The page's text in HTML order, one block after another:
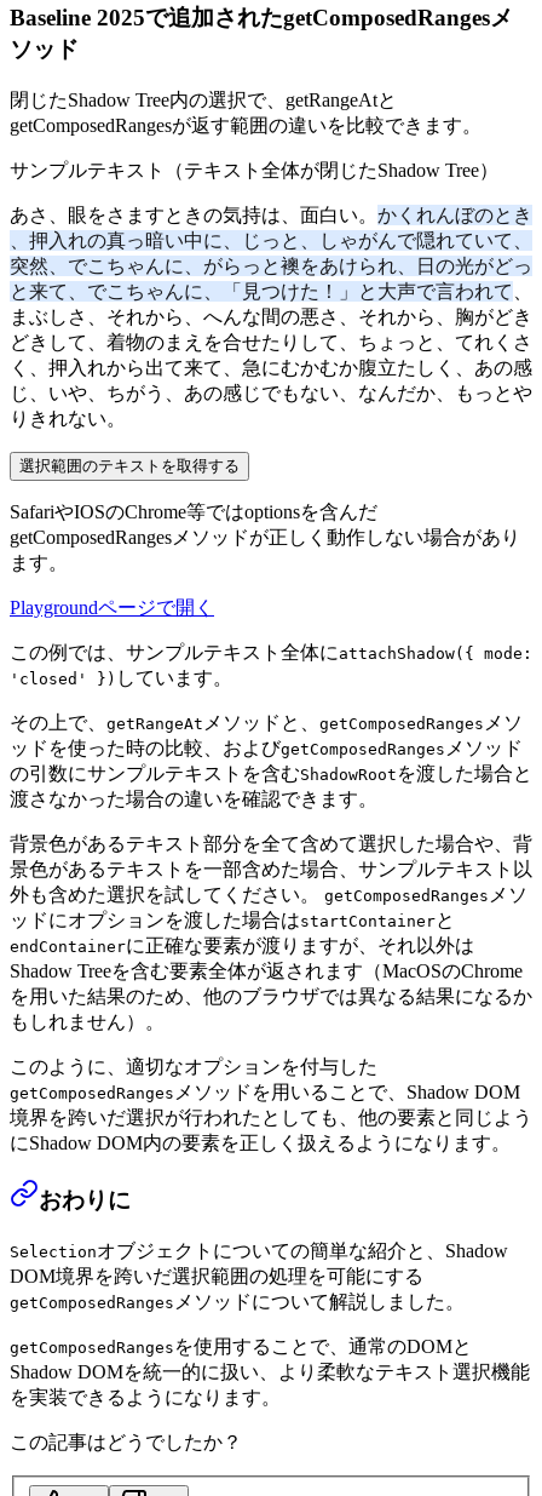
Baseline 2025で追加されたgetComposedRangesメ
ソッド
閉じたShadow Tree内の選択で、getRangeAtと
getComposedRangesが返す範囲の違いを比較できます。
サンプルテキスト （テキスト全体が閉じたShadow Tree）
あさ、眼をさますときの気持は、面白い。 かくれんぼのとき
、押入れの真っ暗い中に、じっと、しゃがんで隠れていて、
突然、でこちゃんに、がらっと襖をあけられ、日の光がどっ
と来て、でこちゃんに、「見つけた！」と大声で言われて
まぶしさ、それから、へんな間の悪さ、それから、胸がどき
どきして、着物のまえを合せたりして、ちょっと、てれくさ
く、押入れから出て来て、急にむかむか腹立たしく、あの感
じ、いや、ちがう、あの感じでもない、なんだか、もっとや
りきれない。
選択範囲のテキストを取得する
SafariやIOSのChrome等ではoptionsを含んだ
getComposedRangesメソッドが正しく動作しない場合があり
ます。
Playgroundページで開く
この例では、サンプルテキスト全体に attachShadow({ mode:
'closed' }) しています。
その上で、 getRangeAt メソッドと、 getComposedRanges メソ
ッドを使った時の比較、およびgetComposedRanges メソッド
の引数にサンプルテキストを含むShadowRoot を渡した場合と
渡さなかった場合の違いを確認できます。
背景色があるテキスト部分を全て含めて選択した場合や、背
景色があるテキストを一部含めた場合、サンプルテキスト以
外も含めた選択を試してください。 getComposedRanges メソ
ッドにオプションを渡した場合はstartContainerと
endContainerに正確な要素が渡りますが、それ以外は
Shadow Treeを含む要素全体が返されます（MacOSのChrome
を用いた結果のため、他のブラウザでは異なる結果になるか
もしれません）。
このように、適切なオプションを付与した
getComposedRanges メソッドを用いることで、Shadow DOM
境界を跨いだ選択が行われたとしても、他の要素と同じよう
にShadow DOM内の要素を正しく扱えるようになります。
おわりに
Selectionオブジェクトについての簡単な紹介と、Shadow
DOM境界を跨いだ選択範囲の処理を可能にする
getComposedRanges メソッドについて解説しました。
getComposedRanges を使用することで、通常のDOMと
Shadow DOMを統一的に扱い、より柔軟なテキスト選択機能
を実装できるようになります。
この記事はどうでしたか？